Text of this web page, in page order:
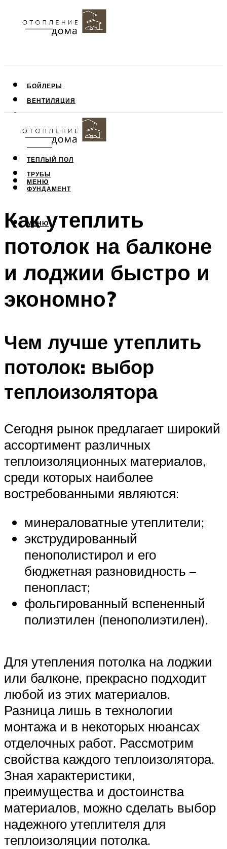
БОЙЛЕРЫ
ВЕНТИЛЯЦИЯ
ПОТОЛОК
СТЕНЫ
ТЕПЛЫЙ ПОЛ
ТРУБЫ
ФУНДАМЕНТ
МЕНЮ
МЕНЮ
Как утеплить
потолок на балконе
и лоджии быстро и
экономно?
Чем лучше утеплить
потолок: выбор
теплоизолятора
Сегодня рынок предлагает широкий
ассортимент различных
теплоизоляционных материалов,
среди которых наиболее
востребованными являются:
минераловатные утеплители;
экструдированный
пенополистирол и его
бюджетная разновидность –
пенопласт;
фольгированный вспененный
полиэтилен (пенополиэтилен).
Для утепления потолка на лоджии
или балконе, прекрасно подходит
любой из этих материалов.
Разница лишь в технологии
монтажа и в некоторых нюансах
отделочных работ. Рассмотрим
свойства каждого теплоизолятора.
Зная характеристики,
преимущества и достоинства
материалов, можно сделать выбор
надежного утеплителя для
теплоизоляции потолка.